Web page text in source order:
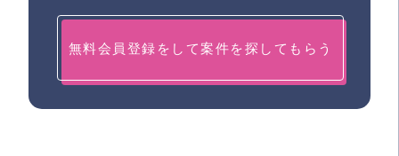
無料会員登録をして案件を探してもらう